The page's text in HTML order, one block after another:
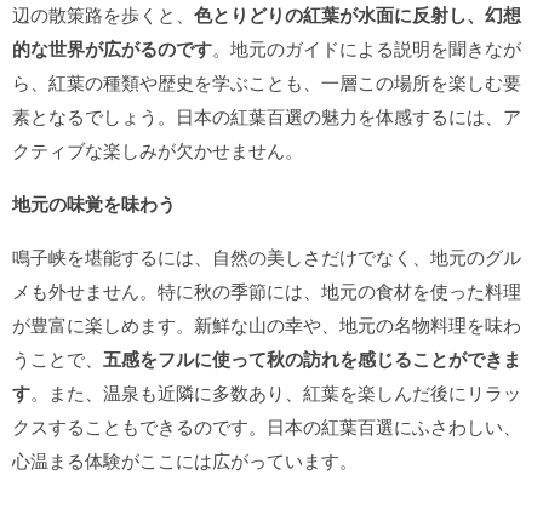
辺の散策路を歩くと、 色とりどりの紅葉が水面に反射し、幻想
的な世界が広がるのです。地元のガイドによる説明を聞きなが
ら、紅葉の種類や歴史を学ぶことも、一層この場所を楽しむ要
素となるでしょう。日本の紅葉百選の魅力を体感するには、ア
クティブな楽しみが欠かせません。
地元の味覚を味わう
鳴子峡を堪能するには、自然の美しさだけでなく、地元のグル
メも外せません。特に秋の季節には、地元の食材を使った料理
が豊富に楽しめます。新鮮な山の幸や、地元の名物料理を味わ
うことで、 五感をフルに使って秋の訪れを感じることができま
す。また、温泉も近隣に多数あり、紅葉を楽しんだ後にリラッ
クスすることもできるのです。日本の紅葉百選にふさわしい、
心温まる体験がここには広がっています。